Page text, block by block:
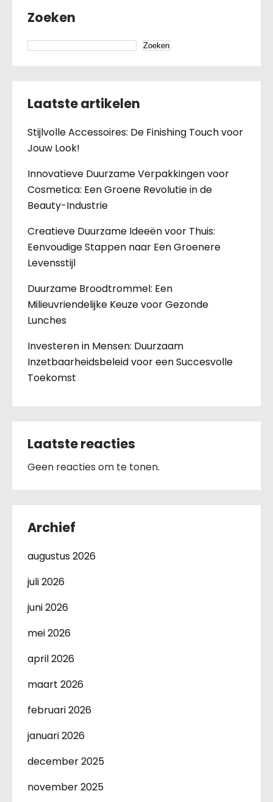
Zoeken
Zoeken
Laatste artikelen
Stijlvolle Accessoires: De Finishing Touch voor
Jouw Look!
Innovatieve Duurzame Verpakkingen voor
Cosmetica: Een Groene Revolutie in de
Beauty-Industrie
Creatieve Duurzame Ideeën voor Thuis:
Eenvoudige Stappen naar Een Groenere
Levensstijl
Duurzame Broodtrommel: Een
Milieuvriendelijke Keuze voor Gezonde
Lunches
Investeren in Mensen: Duurzaam
Inzetbaarheidsbeleid voor een Succesvolle
Toekomst
Laatste reacties
Geen reacties om te tonen.
Archief
augustus 2026
juli 2026
juni 2026
mei 2026
april 2026
maart 2026
februari 2026
januari 2026
december 2025
november 2025